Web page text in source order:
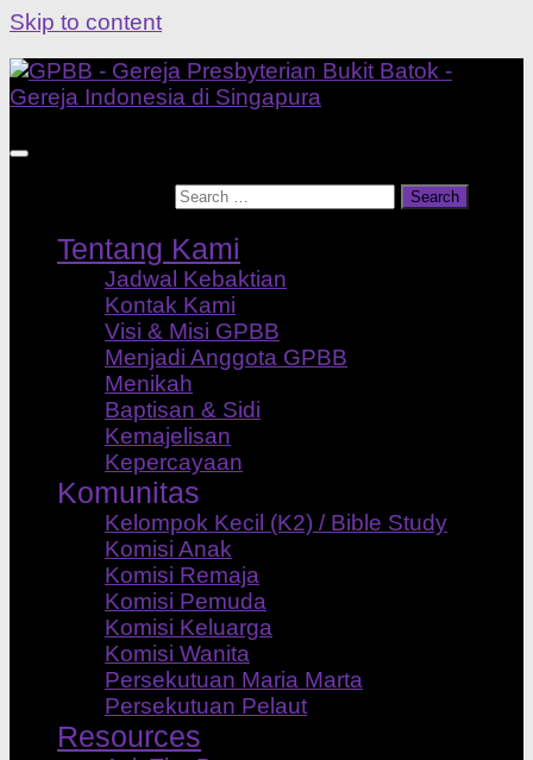
Skip to content
Tentang Kami
Jadwal Kebaktian
Kontak Kami
Visi & Misi GPBB
Menjadi Anggota GPBB
Menikah
Baptisan & Sidi
Kemajelisan
Kepercayaan
Komunitas
Kelompok Kecil (K2) / Bible Study
Komisi Anak
Komisi Remaja
Komisi Pemuda
Komisi Keluarga
Komisi Wanita
Persekutuan Maria Marta
Persekutuan Pelaut
Resources